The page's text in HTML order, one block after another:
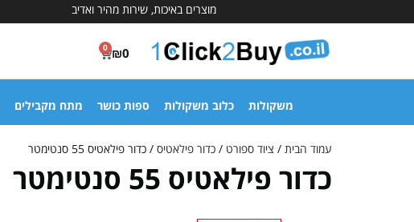
מוצרים באיכות, שירות מהיר ואדיב
₪0
0
משקולות כלוב משקולות ספות כושר מתח מקבילים
עמוד הבית / ציוד ספורט / כדור פילאטיס / כדור פילאטיס 55 סנטימטר
כדור פילאטיס 55 סנטימטר